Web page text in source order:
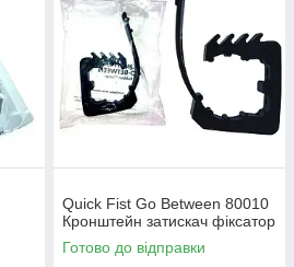
Quick Fist Go Between 80010
Кронштейн затискач фіксатор
Готово до відправки